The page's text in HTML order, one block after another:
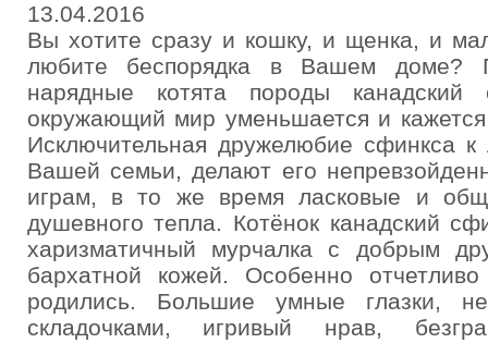
13.04.2016
Вы хотите сразу и кошку, и щенка, и
любите беспорядка в Вашем доме?
нарядные котята породы
окружающий мир уменьшается и
Исключительная дружелюбие сфинкса
Вашей семьи, делают его
играм, в то же время ласковые и
душевного тепла. Котёнок канадский
харизматичный мурчалка с добрым
бархатной кожей. Особенно
родились. Большие умные глазки,
складочками, игривый нрав,